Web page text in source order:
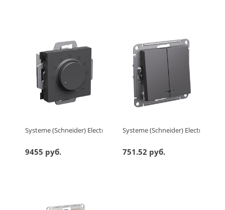
Systeme (Schneider) Electric ATLASDESIGN ТЕРМОСТАТ
9455 руб.
Systeme (Schneider) Electric
751.52 руб.